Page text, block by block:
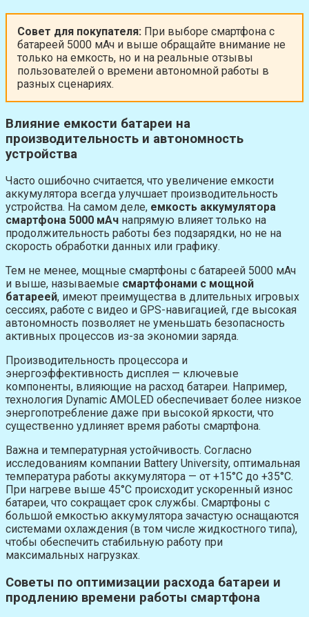
Совет для покупателя: При выборе смартфона с
батареей 5000 мАч и выше обращайте внимание не
только на емкость, но и на реальные отзывы
пользователей о времени автономной работы в
разных сценариях.
Влияние емкости батареи на
производительность и автономность
устройства
Часто ошибочно считается, что увеличение емкости
аккумулятора всегда улучшает производительность
устройства. На самом деле, емкость аккумулятора
смартфона 5000 мАч напрямую влияет только на
продолжительность работы без подзарядки, но не на
скорость обработки данных или графику.
Тем не менее, мощные смартфоны с батареей 5000 мАч
и выше, называемые смартфонами с мощной
батареей, имеют преимущества в длительных игровых
сессиях, работе с видео и GPS-навигацией, где высокая
автономность позволяет не уменьшать безопасность
активных процессов из-за экономии заряда.
Производительность процессора и
энергоэффективность дисплея — ключевые
компоненты, влияющие на расход батареи. Например,
технология Dynamic AMOLED обеспечивает более низкое
энергопотребление даже при высокой яркости, что
существенно удлиняет время работы смартфона.
Важна и температурная устойчивость. Согласно
исследованиям компании Battery University, оптимальная
температура работы аккумулятора — от +15°C до +35°C.
При нагреве выше 45°C происходит ускоренный износ
батареи, что сокращает срок службы. Смартфоны с
большой емкостью аккумулятора зачастую оснащаются
системами охлаждения (в том числе жидкостного типа),
чтобы обеспечить стабильную работу при
максимальных нагрузках.
Советы по оптимизации расхода батареи и
продлению времени работы смартфона